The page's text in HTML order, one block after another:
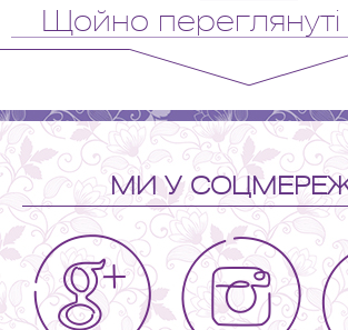
Щойно переглянуті
МИ У